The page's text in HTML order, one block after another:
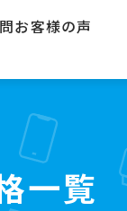
お客様の声
一覧